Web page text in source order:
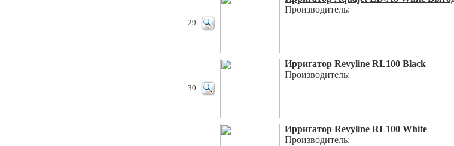
29
Производитель:
30
Ирригатор Revyline RL100 Black
Производитель:
Ирригатор Revyline RL100 White
Производитель: